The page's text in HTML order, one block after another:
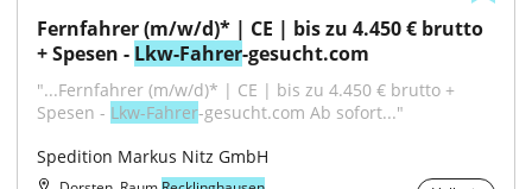
Fernfahrer (m/w/d)* | CE | bis zu 4.450 € brutto
+ Spesen - Lkw-Fahrer-gesucht.com
"...Fernfahrer (m/w/d)* | CE | bis zu 4.450 € brutto +
Spesen - Lkw-Fahrer-gesucht.com Ab sofort..."
Spedition Markus Nitz GmbH